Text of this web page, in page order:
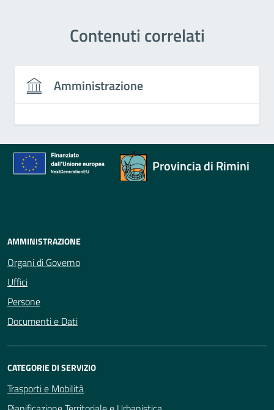
Contenuti correlati
Amministrazione
Provincia di Rimini
AMMINISTRAZIONE
Organi di Governo
Uffici
Persone
Documenti e Dati
CATEGORIE DI SERVIZIO
Trasporti e Mobilità